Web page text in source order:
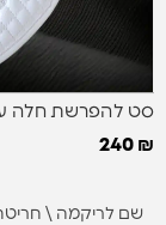
סט להפרשת חלה
240 ₪
שם לריקמה \